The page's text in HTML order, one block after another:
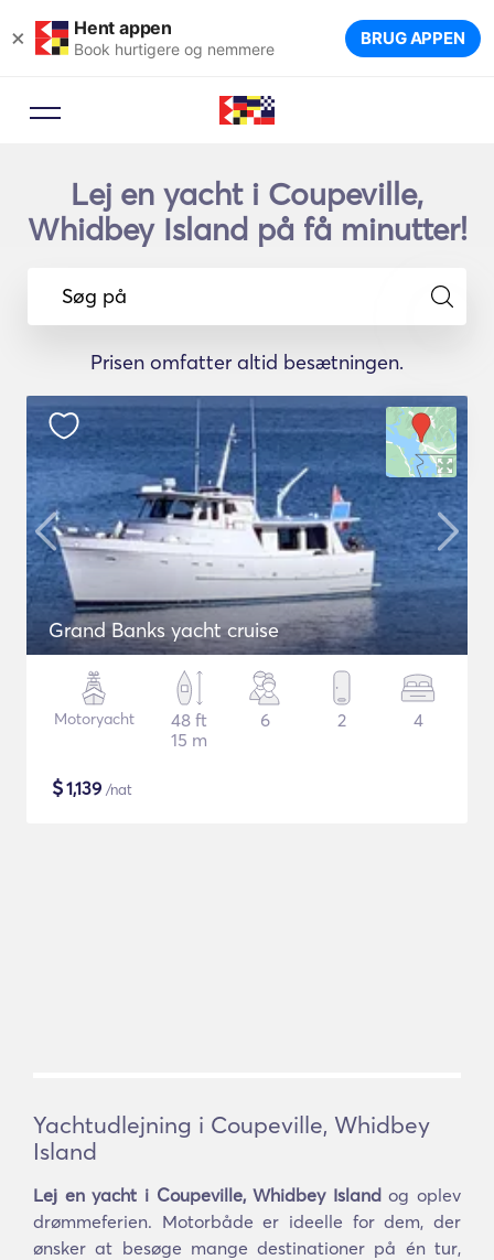
× Hent appen
Book hurtigere og nemmere BRUG APPEN
Lej en yacht i Coupeville,
Whidbey Island på få minutter!
Søg på
Prisen omfatter altid besætningen.
Grand Banks yacht cruise
Motoryacht
48 ft
15 m
6 2 4
$1,139 /nat
Yachtudlejning i Coupeville, Whidbey
Island
Lej en yacht i Coupeville, Whidbey Island og oplev
drømmeferien. Motorbåde er ideelle for dem, der
ønsker at besøge mange destinationer på én tur,